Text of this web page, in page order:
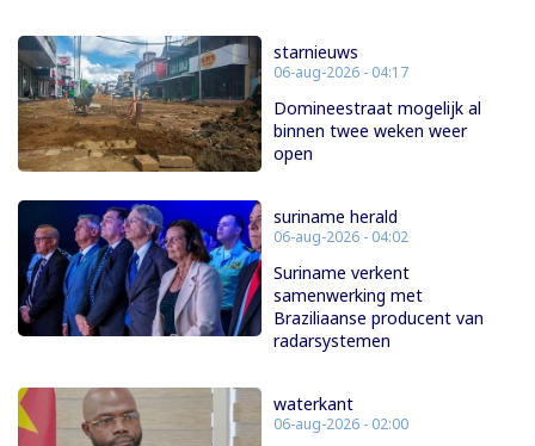
starnieuws
06-aug-2026 - 04:17
Domineestraat mogelijk al
binnen twee weken weer
open
suriname herald
06-aug-2026 - 04:02
Suriname verkent
samenwerking met
Braziliaanse producent van
radarsystemen
waterkant
06-aug-2026 - 02:00